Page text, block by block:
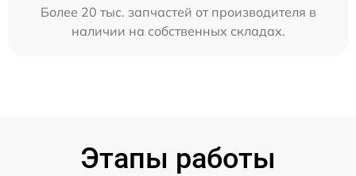
Более 20 тыс. запчастей от производителя в
наличии на собственных складах.
Этапы работы